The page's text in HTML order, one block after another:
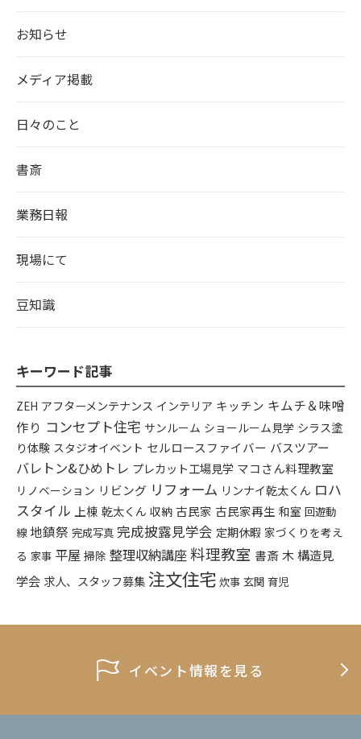
お知らせ
メディア掲載
日々のこと
書斎
業務日報
現場にて
豆知識
キーワード記事
ZEH アフターメンテナンス インテリア キッチン キムチ＆味噌
作り コンセプト住宅 サンルーム ショールーム見学 シラス塗
り体験 スタジオイベント セルロースファイバー バスツアー
バレトン&ひめトレ プレカット工場見学 マコさん料理教室
リノベーション リビング リフォーム リンナイ乾太くん ロハ
スタイル 上棟 乾太くん 収納 古民家 古民家再生 和室 回遊動
線 地鎮祭 完成写真 完成披露見学会 定期休暇 家づくりを考え
る 家事 平屋 掃除 整理収納講座料理教室 書斎 木構造見
学会 求人、スタッフ募集注文住宅 炊事 玄関 育児
イベント情報を見る